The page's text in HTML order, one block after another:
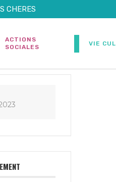
CHERES
ACTIONS
SOCIALES
VIE